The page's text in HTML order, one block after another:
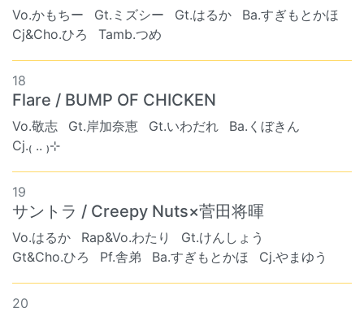
Vo.かもちー Gt.ミズシー Gt.はるか
Ba.すぎもとかほ
Cj&Cho.ひろ
Tamb.つめ
18
Flare / BUMP OF CHICKEN
Vo.敬志 Gt.岸加奈恵 Gt.いわだれ
Ba.くぼきん
Cj.₍ .. ₎⊹
19
サントラ / Creepy Nuts×菅田将暉
Vo.はるか Rap&Vo.わたり
Gt.けんしょう
Gt&Cho.ひろ
Pf.舎弟 Ba.すぎもとかほ Cj.やまゆう
20